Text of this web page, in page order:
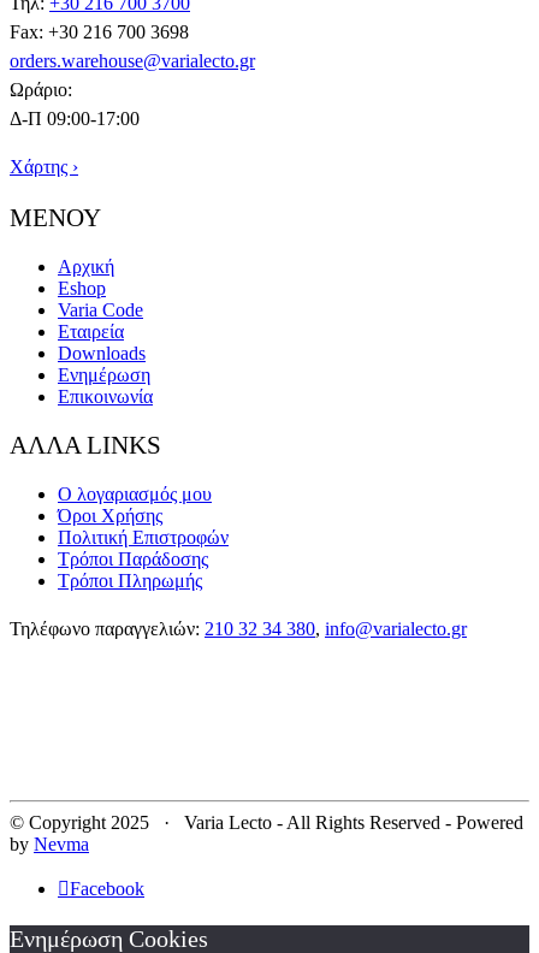
Fax: +30 216 700 3698
orders.warehouse@varialecto.gr
Ωράριο:
Δ-Π 09:00-17:00
Χάρτης ›
ΜΕΝΟΥ
Αρχική
Eshop
Varia Code
Εταιρεία
Downloads
Ενημέρωση
Επικοινωνία
ΑΛΛΑ LINKS
Ο λογαριασμός μου
Όροι Χρήσης
Πολιτική Επιστροφών
Τρόποι Παράδοσης
Τρόποι Πληρωμής
Τηλέφωνο παραγγελιών: 210 32 34 380, info@varialecto.gr
© Copyright 2025 · Varia Lecto - All Rights Reserved - Powered
by Nevma
Facebook
Ενημέρωση Cookies